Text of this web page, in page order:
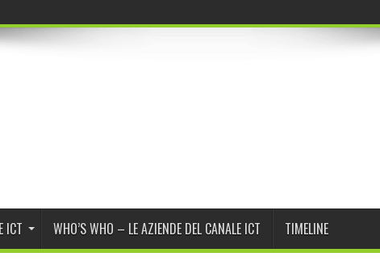
Program Daybreak di OpenA
ICT WHO’S WHO – LE AZIENDE DEL CANALE ICT TIMELINE